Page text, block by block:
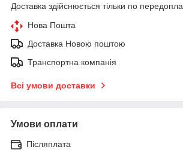
Доставка здійснюється тільки по
Нова Пошта
Доставка Новою поштою
Транспортна компанія
Всі умови доставки
Умови оплати
Післяплата